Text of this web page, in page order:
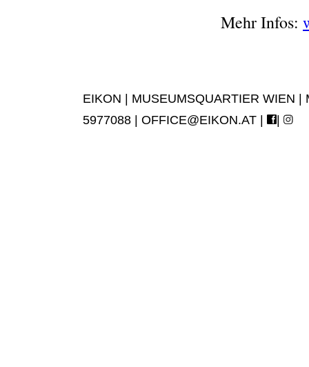
Mehr Infos:
EIKON | MUSEUMSQUARTIER WIEN
5977088 | OFFICE@EIKON.AT | |